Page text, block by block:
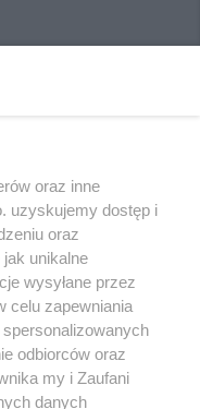
zaprasza
z portali
sięz nami
oraz inne
uzyskujemy dostęp i
oraz
unikalne
wysyłane przez
celu zapewniania
odbiorców oraz
my i Zaufani
danych